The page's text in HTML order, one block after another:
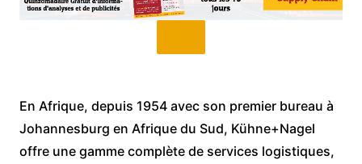
En Afrique, depuis 1954 avec son premier bureau à
Johannesburg en Afrique du Sud, Kühne+Nagel
offre une gamme complète de services logistiques,